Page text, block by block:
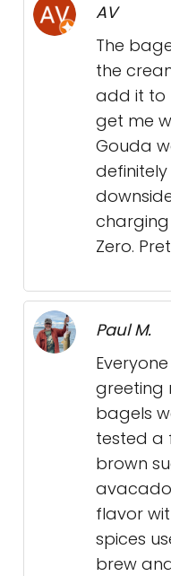
AV
The
the
add it to
get me
Gouda
charging
Zero.
Paul M.
greeting
bagels
tested a
brown
flavor
spices
brew